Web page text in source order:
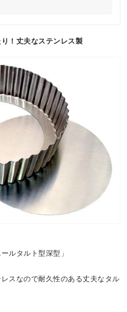
！丈夫なステンレス製
ルタルト型深型」
スなので耐久性のある丈夫なタル